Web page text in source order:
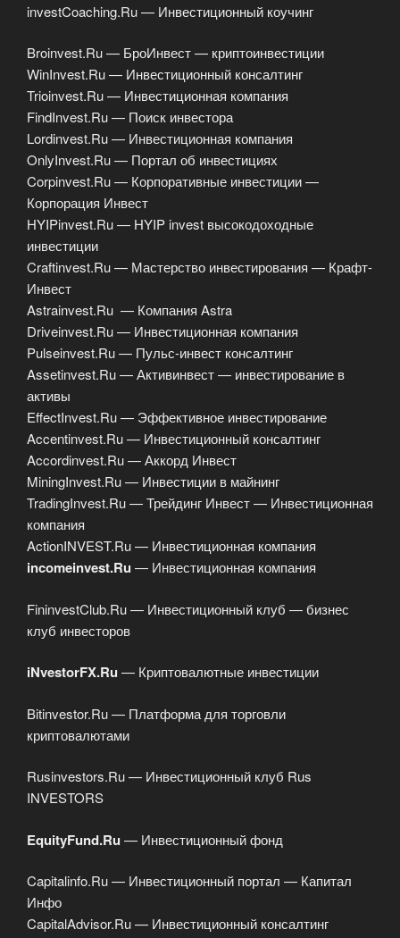
investCoaching.Ru — Инвестиционный коучинг
Broinvest.Ru — БроИнвест — криптоинвестиции
WinInvest.Ru — Инвестиционный консалтинг
Trioinvest.Ru — Инвестиционная компания
FindInvest.Ru — Поиск инвестора
Lordinvest.Ru — Инвестиционная компания
OnlyInvest.Ru — Портал об инвестициях
Corpinvest.Ru — Корпоративные инвестиции —
Корпорация Инвест
HYIPinvest.Ru — HYIP invest высокодоходные
инвестиции
Craftinvest.Ru — Мастерство инвестирования — Крафт-
Инвест
Astrainvest.Ru — Компания Astra
Driveinvest.Ru — Инвестиционная компания
Pulseinvest.Ru — Пульс-инвест консалтинг
Assetinvest.Ru — Активинвест — инвестирование в
активы
EffectInvest.Ru — Эффективное инвестирование
Accentinvest.Ru — Инвестиционный консалтинг
Accordinvest.Ru — Аккорд Инвест
MiningInvest.Ru — Инвестиции в майнинг
TradingInvest.Ru — Трейдинг Инвест — Инвестиционная
компания
ActionINVEST.Ru — Инвестиционная компания
incomeinvest.Ru — Инвестиционная компания
FininvestClub.Ru — Инвестиционный клуб — бизнес
клуб инвесторов
iNvestorFX.Ru — Криптовалютные инвестиции
Bitinvestor.Ru — Платформа для торговли
криптовалютами
Rusinvestors.Ru — Инвестиционный клуб Rus
INVESTORS
EquityFund.Ru — Инвестиционный фонд
Capitalinfo.Ru — Инвестиционный портал — Капитал
Инфо
CapitalAdvisor.Ru — Инвестиционный консалтинг